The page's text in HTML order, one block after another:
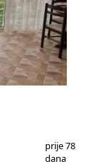
prije 78
dana